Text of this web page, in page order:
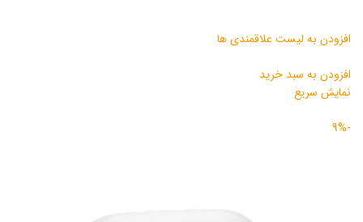
افزودن به لیست علاقمندی ها
افزودن به سبد خرید
نمایش سریع
-9%